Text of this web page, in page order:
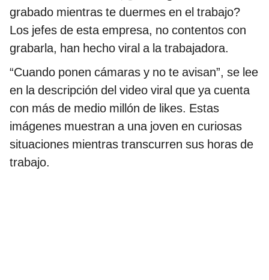
grabado mientras te duermes en el trabajo?
Los jefes de esta empresa, no contentos con
grabarla, han hecho viral a la trabajadora.
“Cuando ponen cámaras y no te avisan”, se lee
en la descripción del video viral que ya cuenta
con más de medio millón de likes. Estas
imágenes muestran a una joven en curiosas
situaciones mientras transcurren sus horas de
trabajo.